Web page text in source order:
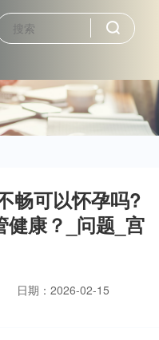
畅可以怀孕吗?
健康？_问题_宫
日期：2026-02-15